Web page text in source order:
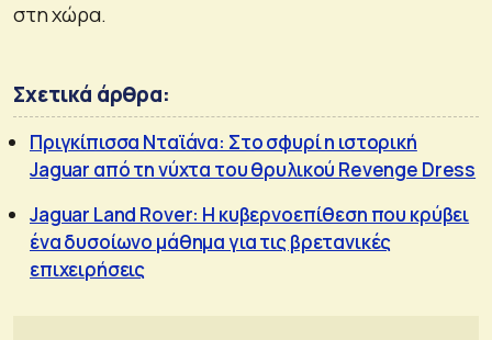
στη χώρα.
Σχετικά άρθρα:
Πριγκίπισσα Νταϊάνα: Στο σφυρί η ιστορική
Jaguar από τη νύχτα του θρυλικού Revenge Dress
Jaguar Land Rover: Η κυβερνοεπίθεση που κρύβει
ένα δυσοίωνο μάθημα για τις βρετανικές
επιχειρήσεις